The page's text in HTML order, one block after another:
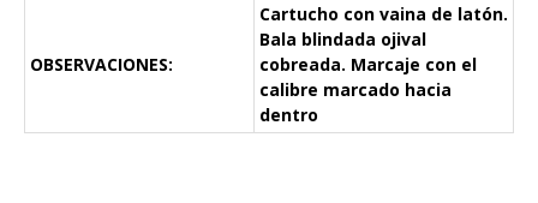
OBSERVACIONES:
Cartucho con vaina de latón.
Bala blindada ojival
cobreada. Marcaje con el
calibre marcado hacia
dentro